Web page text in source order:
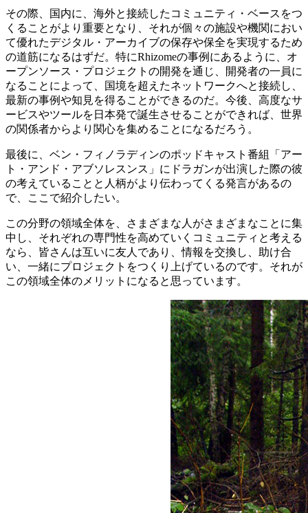
その際、国内に、海外と接続したコミュニティ・ベースをつ
くることがより重要となり、それが個々の施設や機関におい
て優れたデジタル・アーカイブの保存や保全を実現するため
の道筋になるはずだ。特にRhizomeの事例にあるように、オ
ープンソース・プロジェクトの開発を通じ、開発者の一員に
なることによって、国境を超えたネットワークへと接続し、
最新の事例や知見を得ることができるのだ。今後、高度なサ
ービスやツールを日本発で誕生させることができれば、世界
の関係者からより関心を集めることになるだろう。
最後に、ベン・フィノラディンのポッドキャスト番組「アー
ト・アンド・アブソレスンス」にドラガンが出演した際の彼
の考えていることと人柄がより伝わってくる発言があるの
で、ここで紹介したい。
この分野の領域全体を、さまざまな人がさまざまなことに集
中し、それぞれの専門性を高めていくコミュニティと考える
なら、皆さんは互いに友人であり、情報を交換し、助け合
い、一緒にプロジェクトをつくり上げているのです。それが
この領域全体のメリットになると思っています。